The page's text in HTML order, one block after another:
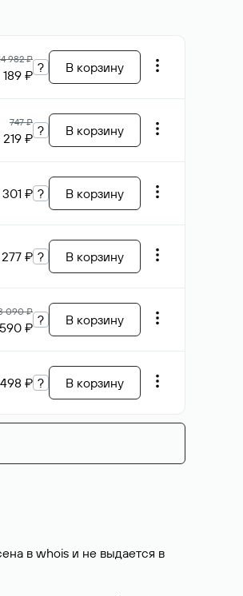
982 ₽
189 ₽ ? В корзину
747 ₽
219 ₽ ? В корзину
₽ ? В корзину
₽ ? В корзину
090 ₽
590 ₽ ? В корзину
498 ₽ ? В корзину
в whois и не выдается в